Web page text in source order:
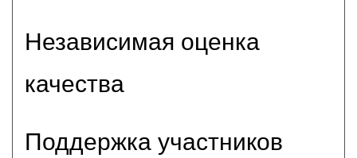
Независимая оценка
качества
Поддержка участников